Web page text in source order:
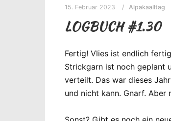
15. Februar 2023 Alpakaalltag
LOGBUCH #1.30
Fertig! Vlies ist endlich
Strickgarn ist noch geplant
verteilt. Das war dieses
und nicht kann. Gnarf.